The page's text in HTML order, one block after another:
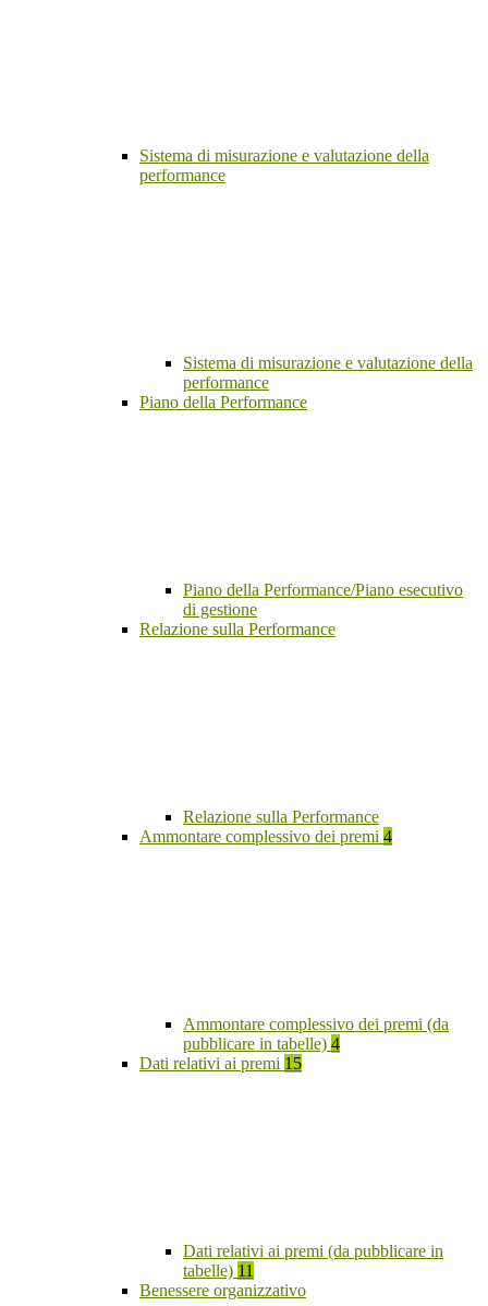
Sistema di misurazione e valutazione della
performance
Sistema di misurazione e valutazione della
performance
Piano della Performance
Piano della Performance/Piano esecutivo
di gestione
Relazione sulla Performance
Relazione sulla Performance
Ammontare complessivo dei premi 4
Ammontare complessivo dei premi (da
pubblicare in tabelle) 4
Dati relativi ai premi 15
Dati relativi ai premi (da pubblicare in
tabelle) 11
Benessere organizzativo